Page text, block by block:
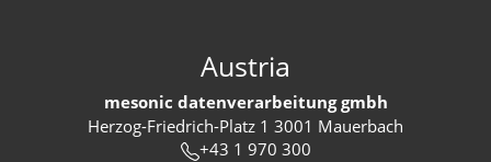
Austria
mesonic datenverarbeitung gmbh
Herzog-Friedrich-Platz 1 3001 Mauerbach
+43 1 970 300